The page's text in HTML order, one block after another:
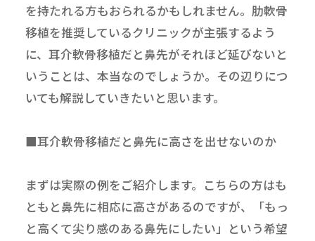
を持たれる方もおられるかもしれません。肋軟骨
移植を推奨しているクリニックが主張するよう
に、耳介軟骨移植だと鼻先がそれほど延びないと
いうことは、本当なのでしょうか。その辺りにつ
いても解説していきたいと思います。
■耳介軟骨移植だと鼻先に高さを出せないのか
まずは実際の例をご紹介します。こちらの方はも
ともと鼻先に相応に高さがあるのですが、「もっ
と高くて尖り感のある鼻先にしたい」という希望